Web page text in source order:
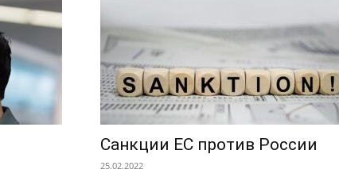
Санкции ЕС против России
25.02.2022